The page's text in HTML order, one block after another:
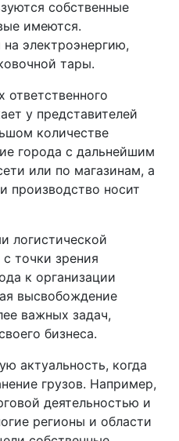
собственные
имеются.
электроэнергию,
тары.
ответственного
у представителей
количестве
города с дальнейшим
или по магазинам, а
производство носит
логистической
точки зрения
к организации
высвобождение
важных задач,
бизнеса.
актуальность, когда
грузов. Например,
деятельностью и
регионы и области